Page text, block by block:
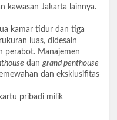
kawasan Jakarta lainnya.
kamar tidur dan tiga
luas, didesain
perabot. Manajemen
dan grand penthouse
dan eksklusifitas
pribadi milik